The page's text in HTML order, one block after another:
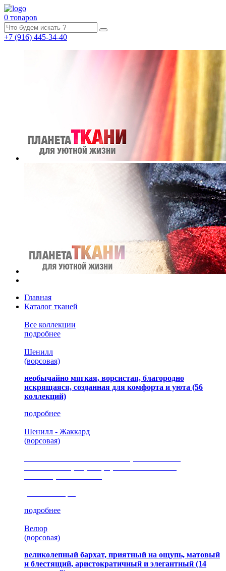
0 товаров
+7 (916) 445-34-40
Главная
Каталог тканей
Все коллекции
подробнее
Шенилл
(ворсовая)
необычайно мягкая, ворсистая, благородно
искрящаяся, созданная для комфорта и уюта (56
коллекций)
подробнее
Шенилл - Жаккард
(ворсовая)
подробнее
Велюр
(ворсовая)
великолепный бархат, приятный на ощупь, матовый
и блестящий, аристократичный и элегантный (14